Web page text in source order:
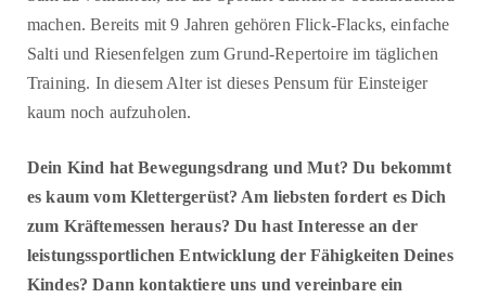
machen. Bereits mit 9 Jahren gehören Flick-Flacks, einfache
Salti und Riesenfelgen zum Grund-Repertoire im täglichen
Training. In diesem Alter ist dieses Pensum für Einsteiger
kaum noch aufzuholen.
Dein Kind hat Bewegungsdrang und Mut? Du bekommt
es kaum vom Klettergerüst? Am liebsten fordert es Dich
zum Kräftemessen heraus? Du hast Interesse an der
leistungssportlichen Entwicklung der Fähigkeiten Deines
Kindes? Dann kontaktiere uns und vereinbare ein